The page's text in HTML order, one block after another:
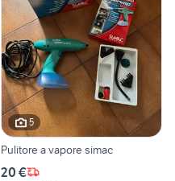
5
Pulitore a vapore simac
20 €